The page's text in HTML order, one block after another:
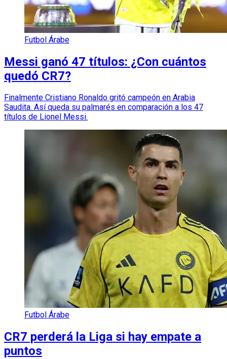
Futbol Árabe
Messi ganó 47 títulos: ¿Con cuántos
quedó CR7?
Finalmente Cristiano Ronaldo gritó campeón en Arabia
Saudita. Así queda su palmarés en comparación a los 47
títulos de Lionel Messi.
Futbol Árabe
CR7 perderá la Liga si hay empate a
puntos